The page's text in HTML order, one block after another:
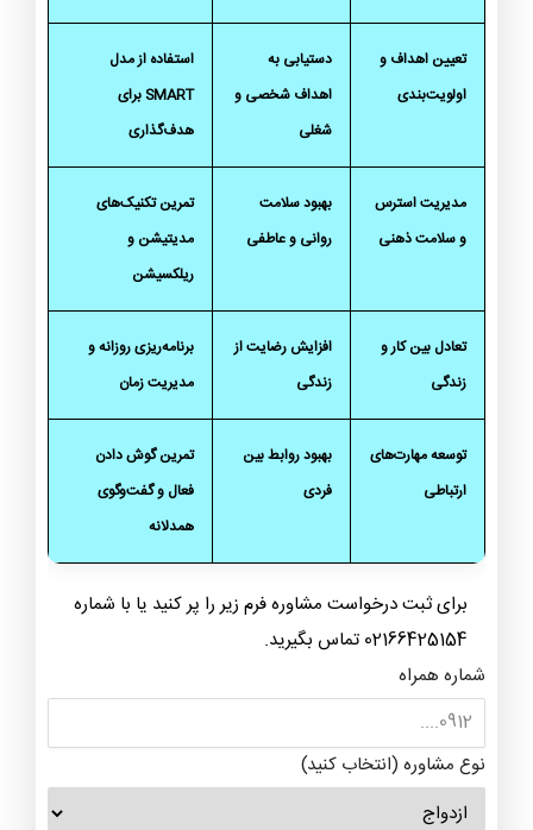
تعیین اهداف و
اولویت‌بندی
دستیابی به
اهداف شخصی و
شغلی
استفاده از مدل
SMART برای
هدف‌گذاری
مدیریت استرس
و سلامت ذهنی
بهبود سلامت
روانی و عاطفی
تمرین تکنیک‌های
مدیتیشن و
ریلکسیشن
تعادل بین کار و
زندگی
افزایش رضایت از
زندگی
برنامه‌ریزی روزانه و
مدیریت زمان
توسعه مهارت‌های
ارتباطی
بهبود روابط بین
فردی
تمرین گوش دادن
فعال و گفت‌وگوی
همدلانه
برای ثبت درخواست مشاوره فرم زیر را پر کنید یا با شماره
02166425154 تماس بگیرید.
شماره همراه
نوع مشاوره (انتخاب کنید)